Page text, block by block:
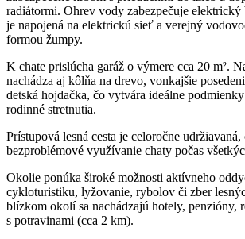
radiátormi. Ohrev vody zabezpečuje
je napojená na elektrickú sieť a verejný
formou žumpy.
K chate prislúcha garáž o výmere cca 20 m².
nachádza aj kôlňa na drevo, vonkajšie
detská hojdačka, čo vytvára ideálne
rodinné stretnutia.
Prístupová lesná cesta je celoročne
bezproblémové využívanie chaty počas
Okolie ponúka široké možnosti aktívneho
cykloturistiku, lyžovanie, rybolov či zber
blízkom okolí sa nachádzajú hotely, penzióny,
s potravinami (cca 2 km).